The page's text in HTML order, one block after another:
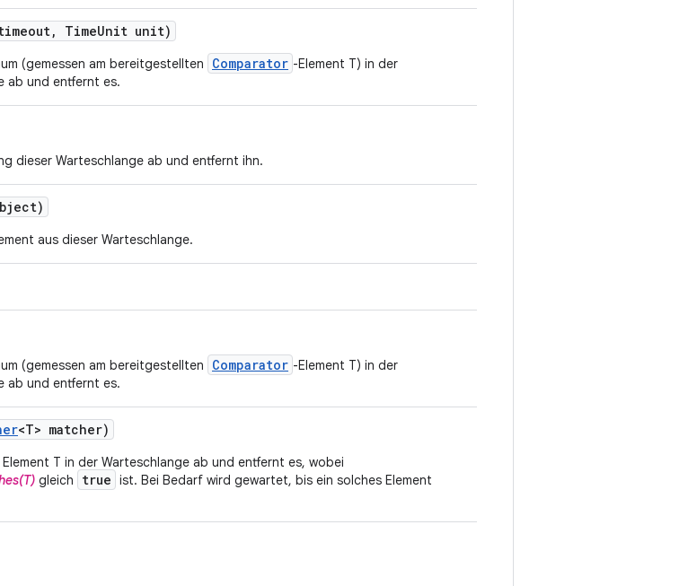
, TimeUnit unit)
(gemessen am bereitgestellten Comparator -Element T) in der
ab und entfernt es.
dieser Warteschlange ab und entfernt ihn.
aus dieser Warteschlange.
(gemessen am bereitgestellten Comparator -Element T) in der
ab und entfernt es.
<T> matcher)
T in der Warteschlange ab und entfernt es, wobei
gleich true ist. Bei Bedarf wird gewartet, bis ein solches Element